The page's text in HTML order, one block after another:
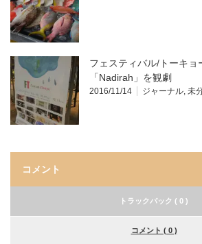
フェスティバル/トーキョ
「Nadirah」を観劇
2016/11/14 ジャーナル 未
コメント
トラックバック ( 0 )
コメント ( 0 )